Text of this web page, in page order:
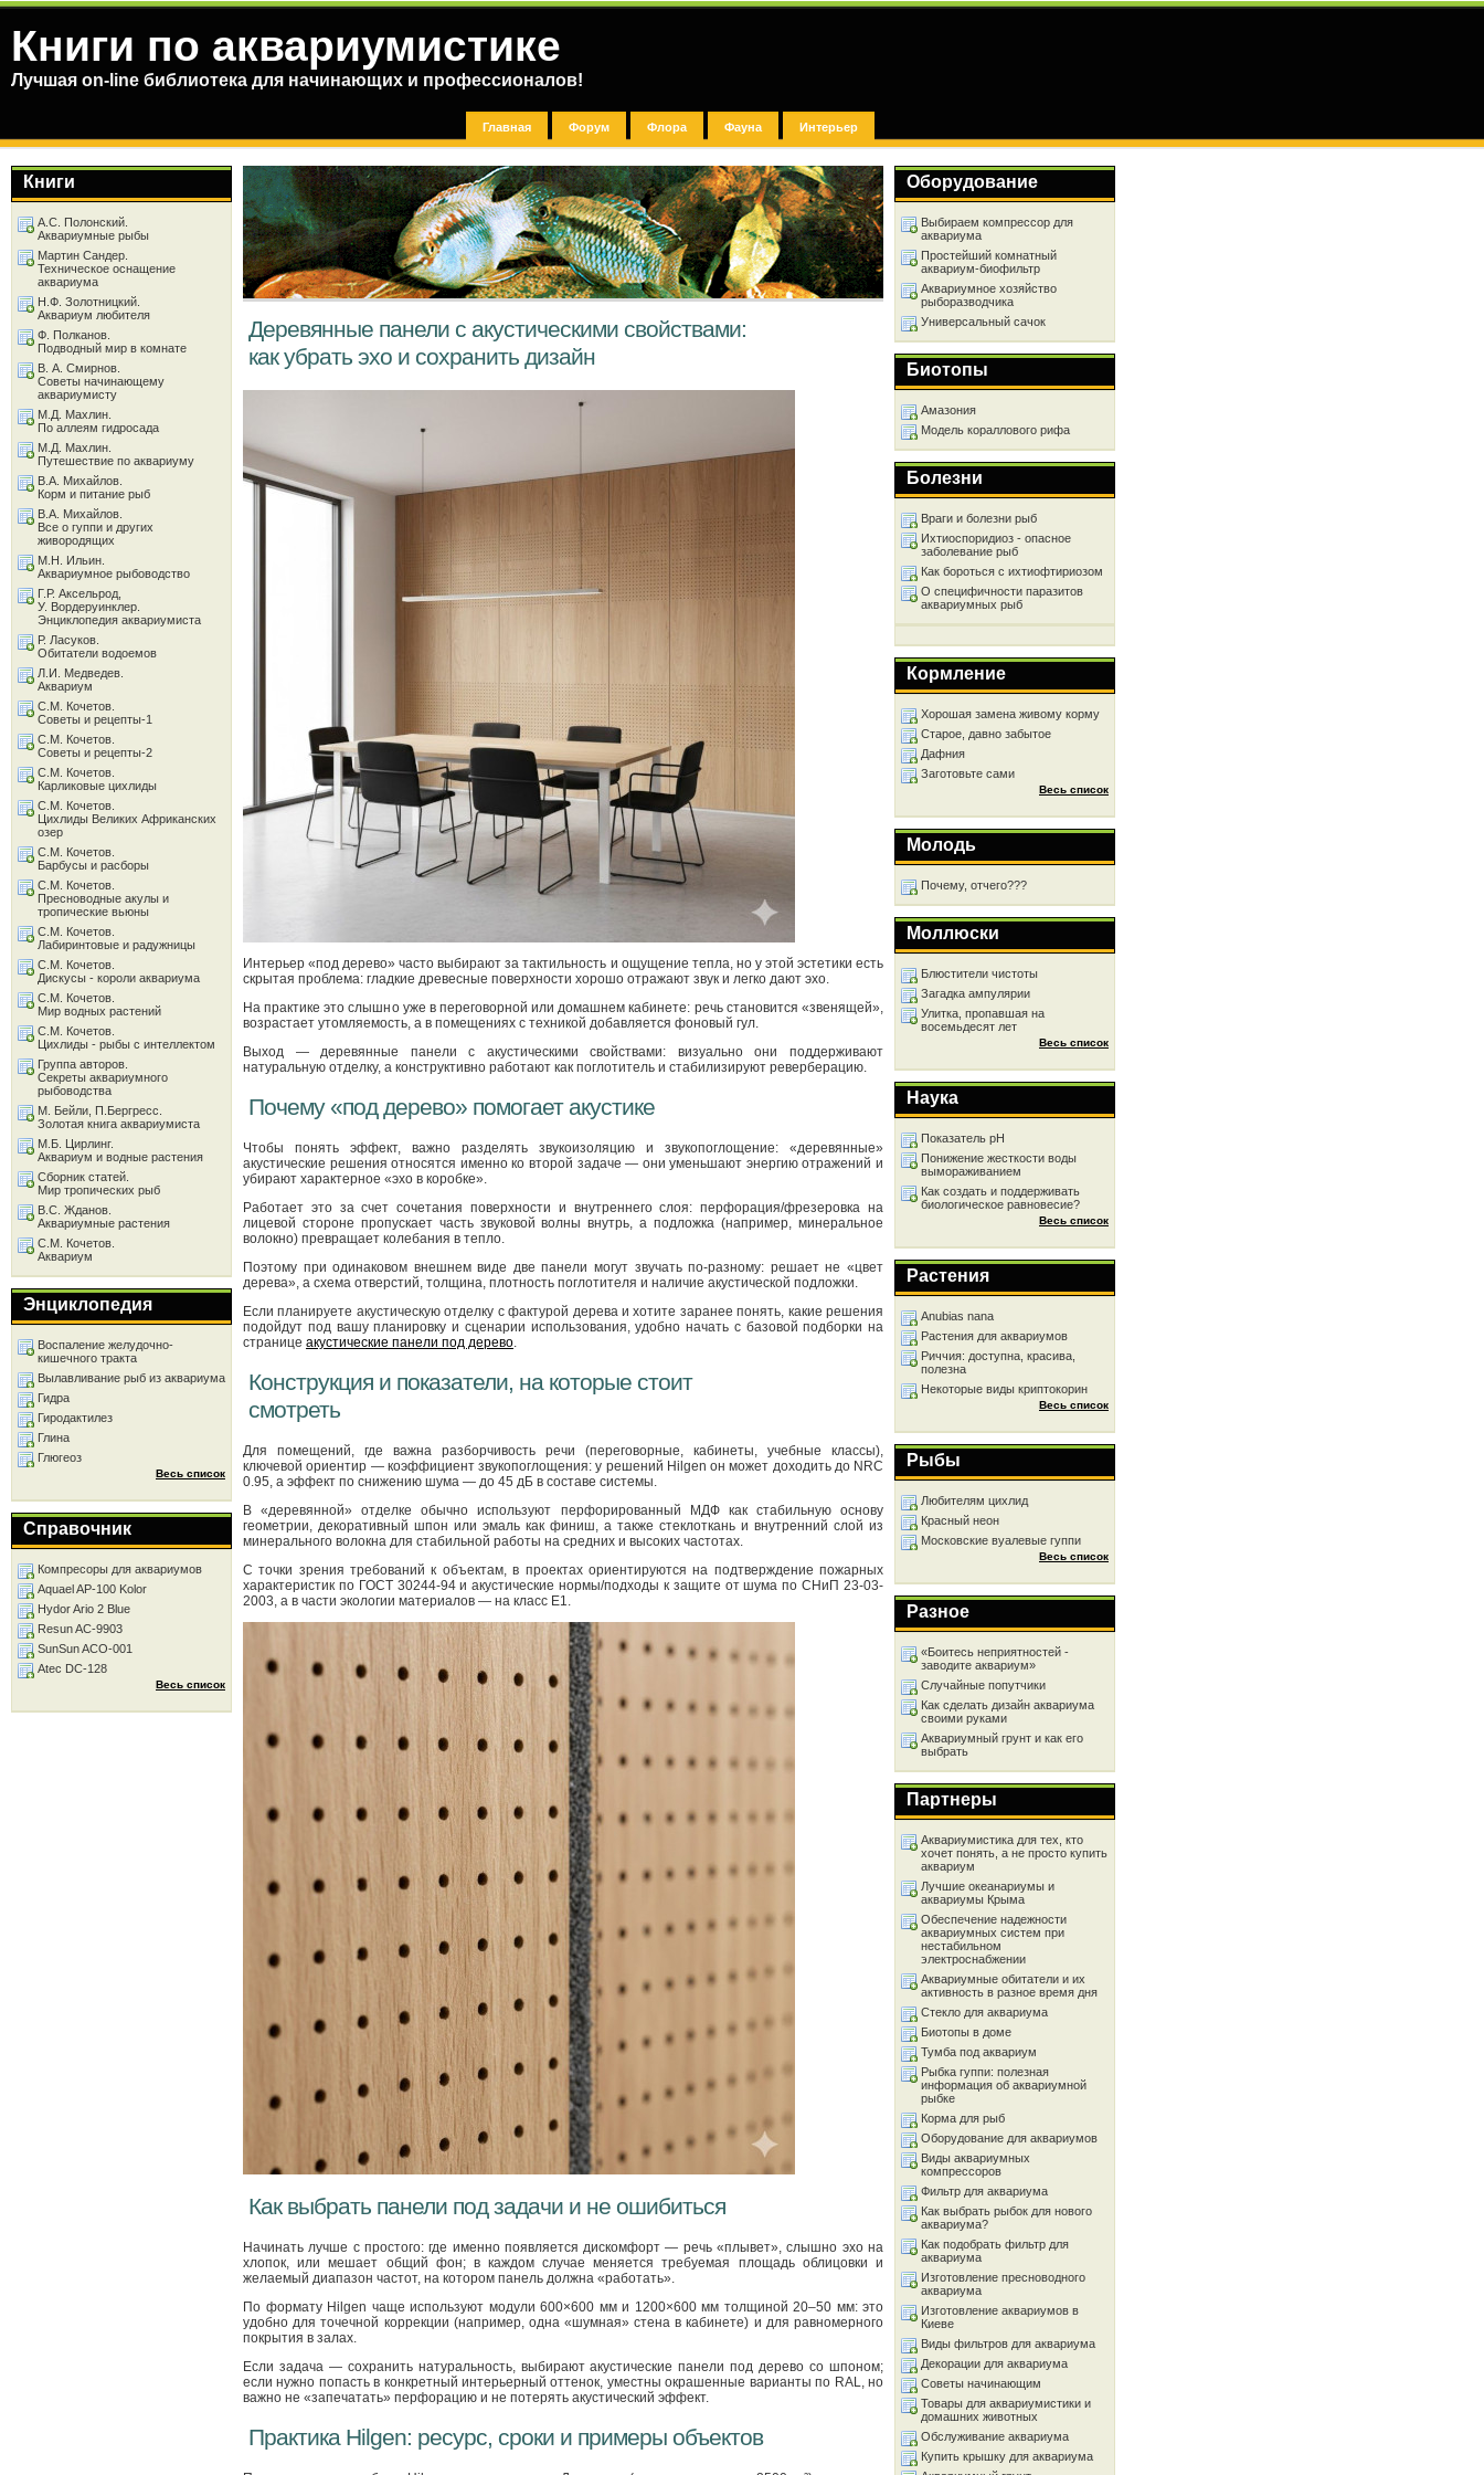
Книги по аквариумистике
Лучшая on-line библиотека для начинающих и профессионалов!
Главная Форум Флора Фауна Интерьер
Деревянные панели с акустическими свойствами:
как убрать эхо и сохранить дизайн
Интерьер «под дерево» часто выбирают за тактильность и ощущение тепла, но у этой эстетики есть
скрытая проблема: гладкие древесные поверхности хорошо отражают звук и легко дают эхо.
На практике это слышно уже в переговорной или домашнем кабинете: речь становится «звенящей»,
возрастает утомляемость, а в помещениях с техникой добавляется фоновый гул.
Выход — деревянные панели с акустическими свойствами: визуально они поддерживают
натуральную отделку, а конструктивно работают как поглотитель и стабилизируют реверберацию.
Почему «под дерево» помогает акустике
Чтобы понять эффект, важно разделять звукоизоляцию и звукопоглощение: «деревянные»
акустические решения относятся именно ко второй задаче — они уменьшают энергию отражений и
убирают характерное «эхо в коробке».
Работает это за счет сочетания поверхности и внутреннего слоя: перфорация/фрезеровка на
лицевой стороне пропускает часть звуковой волны внутрь, а подложка (например, минеральное
волокно) превращает колебания в тепло.
Поэтому при одинаковом внешнем виде две панели могут звучать по-разному: решает не «цвет
дерева», а схема отверстий, толщина, плотность поглотителя и наличие акустической подложки.
Если планируете акустическую отделку с фактурой дерева и хотите заранее понять, какие решения
подойдут под вашу планировку и сценарии использования, удобно начать с базовой подборки на
странице акустические панели под дерево.
Конструкция и показатели, на которые стоит
смотреть
Для помещений, где важна разборчивость речи (переговорные, кабинеты, учебные классы),
ключевой ориентир — коэффициент звукопоглощения: у решений Hilgen он может доходить до NRC
0.95, а эффект по снижению шума — до 45 дБ в составе системы.
В «деревянной» отделке обычно используют перфорированный МДФ как стабильную основу
геометрии, декоративный шпон или эмаль как финиш, а также стеклоткань и внутренний слой из
минерального волокна для стабильной работы на средних и высоких частотах.
С точки зрения требований к объектам, в проектах ориентируются на подтверждение пожарных
характеристик по ГОСТ 30244-94 и акустические нормы/подходы к защите от шума по СНиП 23-03-
2003, а в части экологии материалов — на класс E1.
Как выбрать панели под задачи и не ошибиться
Начинать лучше с простого: где именно появляется дискомфорт — речь «плывет», слышно эхо на
хлопок, или мешает общий фон; в каждом случае меняется требуемая площадь облицовки и
желаемый диапазон частот, на котором панель должна «работать».
По формату Hilgen чаще используют модули 600×600 мм и 1200×600 мм толщиной 20–50 мм: это
удобно для точечной коррекции (например, одна «шумная» стена в кабинете) и для равномерного
покрытия в залах.
Если задача — сохранить натуральность, выбирают акустические панели под дерево со шпоном;
если нужно попасть в конкретный интерьерный оттенок, уместны окрашенные варианты по RAL, но
важно не «запечатать» перфорацию и не потерять акустический эффект.
Практика Hilgen: ресурс, сроки и примеры объектов
Оборудование
Выбираем компрессор для
аквариума
Простейший комнатный
аквариум-биофильтр
Аквариумное хозяйство
рыборазводчика
Универсальный сачок
Биотопы
Амазония
Модель кораллового рифа
Болезни
Враги и болезни рыб
Ихтиоспоридиоз - опасное
заболевание рыб
Как бороться с ихтиофтириозом
О специфичности паразитов
аквариумных рыб
Кормление
Хорошая замена живому корму
Старое, давно забытое
Дафния
Заготовьте сами
Весь список
Молодь
Почему, отчего???
Моллюски
Блюстители чистоты
Загадка ампулярии
Улитка, пропавшая на
восемьдесят лет
Весь список
Наука
Показатель рН
Понижение жесткоcти воды
вымораживанием
Как создать и поддерживать
биологическое равновесие?
Весь список
Растения
Anubias nana
Растения для аквариумов
Риччия: доступна, красива,
полезна
Некоторые виды криптокорин
Весь список
Рыбы
Любителям цихлид
Красный неон
Московские вуалевые гуппи
Весь список
Разное
«Боитесь неприятностей -
заводите аквариум»
Случайные попутчики
Как сделать дизайн аквариума
своими руками
Аквариумный грунт и как его
выбрать
Партнеры
Аквариумистика для тех, кто
хочет понять, а не просто купить
аквариум
Лучшие океанариумы и
аквариумы Крыма
Обеспечение надежности
аквариумных систем при
нестабильном
электроснабжении
Аквариумные обитатели и их
активность в разное время дня
Стекло для аквариума
Биотопы в доме
Тумба под аквариум
Рыбка гуппи: полезная
информация об аквариумной
рыбке
Корма для рыб
Оборудование для аквариумов
Виды аквариумных
компрессоров
Фильтр для аквариума
Как выбрать рыбок для нового
аквариума?
Как подобрать фильтр для
аквариума
Изготовление пресноводного
аквариума
Изготовление аквариумов в
Киеве
Виды фильтров для аквариума
Декорации для аквариума
Советы начинающим
Товары для аквариумистики и
домашних животных
Обслуживание аквариума
Купить крышку для аквариума
Книги
А.С. Полонский.
Аквариумные рыбы
Мартин Сандер.
Техническое оснащение
аквариума
Н.Ф. Золотницкий.
Аквариум любителя
Ф. Полканов.
Подводный мир в комнате
В. А. Смирнов.
Советы начинающему
аквариумисту
М.Д. Махлин.
По аллеям гидросада
М.Д. Махлин.
Путешествие по аквариуму
В.А. Михайлов.
Корм и питание рыб
В.А. Михайлов.
Все о гуппи и других
живородящих
М.Н. Ильин.
Аквариумное рыбоводство
Г.Р. Аксельрод,
У. Вордеруинклер.
Энциклопедия аквариумиста
Р. Ласуков.
Обитатели водоемов
Л.И. Медведев.
Аквариум
С.М. Кочетов.
Советы и рецепты-1
С.М. Кочетов.
Советы и рецепты-2
С.М. Кочетов.
Карликовые цихлиды
С.М. Кочетов.
Цихлиды Великих Африканских
озер
С.М. Кочетов.
Барбусы и расборы
С.М. Кочетов.
Пресноводные акулы и
тропические вьюны
С.М. Кочетов.
Лабиринтовые и радужницы
С.М. Кочетов.
Дискусы - короли аквариума
С.М. Кочетов.
Мир водных растений
С.М. Кочетов.
Цихлиды - рыбы с интеллектом
Группа авторов.
Секреты аквариумного
рыбоводства
М. Бейли, П.Бергресс.
Золотая книга аквариумиста
М.Б. Цирлинг.
Аквариум и водные растения
Сборник статей.
Мир тропических рыб
В.С. Жданов.
Аквариумные растения
С.М. Кочетов.
Аквариум
Энциклопедия
Воспаление желудочно-
кишечного тракта
Вылавливание рыб из аквариума
Гидра
Гиродактилез
Глина
Глюгеоз
Весь список
Справочник
Компресоры для аквариумов
Aquael AP-100 Kolor
Hydor Ario 2 Blue
Resun AC-9903
SunSun ACO-001
Atec DC-128
Весь список